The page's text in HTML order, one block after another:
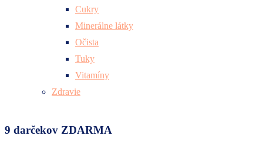
Cukry
Minerálne látky
Očista
Tuky
Vitamíny
Zdravie
9 darčekov ZDARMA